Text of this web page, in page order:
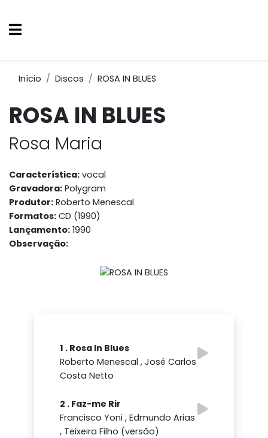
Início Discos ROSA IN BLUES
ROSA IN BLUES
Rosa Maria
Característica: vocal
Gravadora: Polygram
Produtor: Roberto Menescal
Formatos: CD (1990)
Lançamento: 1990
Observação:
1 . Rosa In Blues
Roberto Menescal , José Carlos
Costa Netto
2 . Faz-me Rir
Francisco Yoni , Edmundo Arias
, Teixeira Filho (versão)